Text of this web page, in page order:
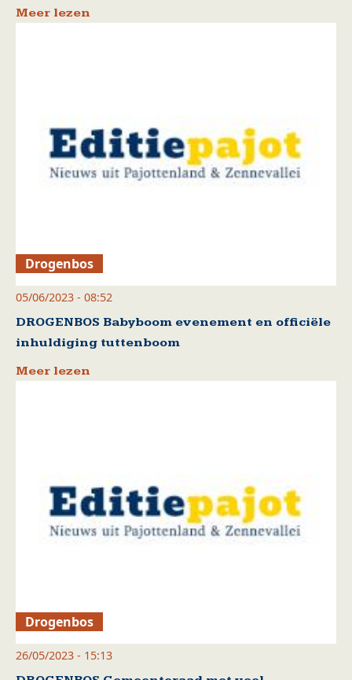
Meer lezen
Drogenbos
05/06/2023 - 08:52
DROGENBOS Babyboom evenement en officiële
inhuldiging tuttenboom
Meer lezen
Drogenbos
26/05/2023 - 15:13